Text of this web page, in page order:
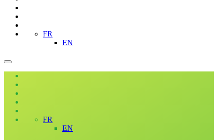
FR
EN
FR
EN